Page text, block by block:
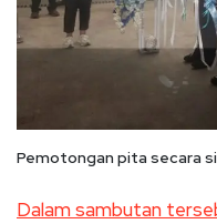
Pemotongan pita secara
Dalam sambutan